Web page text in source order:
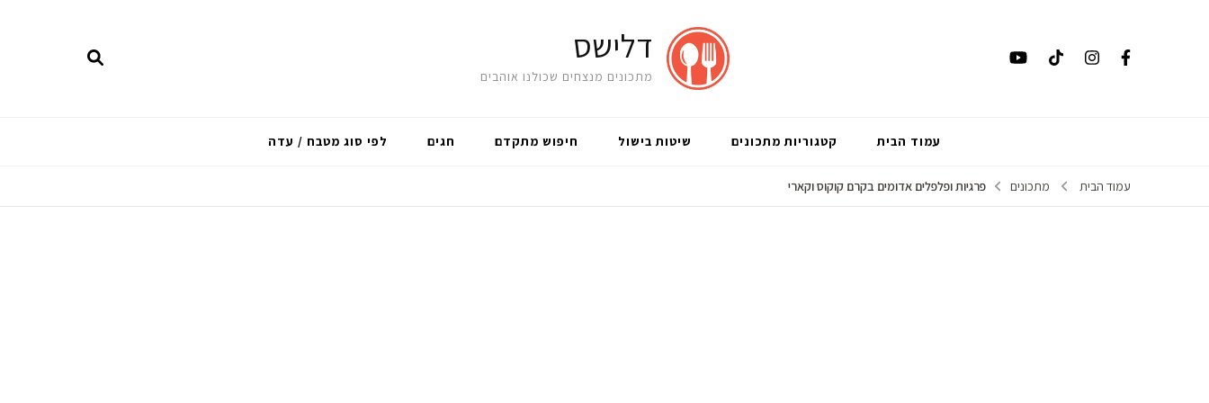
דלישס
מתכונים מנצחים שכולנו אוהבים
עמוד הבית קטגוריות מתכונים שיטות בישול חיפוש מתקדם חגים לפי סוג מטבח / עדה
עמוד הבית מתכונים פרגיות ופלפלים אדומים בקרם קוקוס וקארי